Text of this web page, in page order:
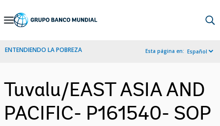
Skip
Navigation
ENTENDIENDO LA POBREZA Esta página en: Español
Tuvalu/EAST ASIA AND
PACIFIC- P161540- SOP